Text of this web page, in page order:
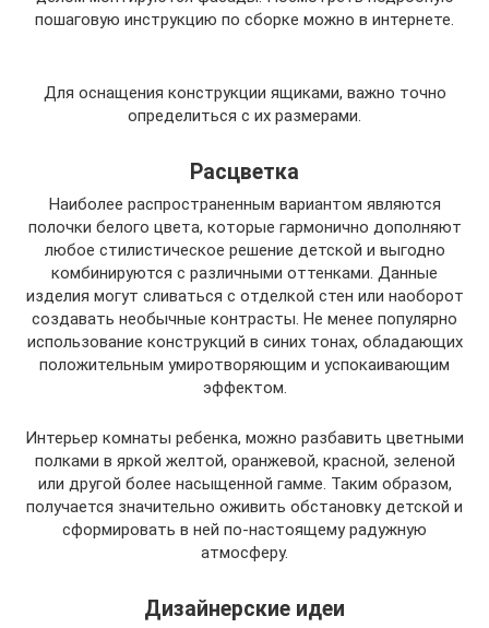
пошаговую инструкцию по сборке можно в интернете.
Для оснащения конструкции ящиками, важно точно
определиться с их размерами.
Расцветка
Наиболее распространенным вариантом являются
полочки белого цвета, которые гармонично дополняют
любое стилистическое решение детской и выгодно
комбинируются с различными оттенками. Данные
изделия могут сливаться с отделкой стен или наоборот
создавать необычные контрасты. Не менее популярно
использование конструкций в синих тонах, обладающих
положительным умиротворяющим и успокаивающим
эффектом.
Интерьер комнаты ребенка, можно разбавить цветными
полками в яркой желтой, оранжевой, красной, зеленой
или другой более насыщенной гамме. Таким образом,
получается значительно оживить обстановку детской и
сформировать в ней по-настоящему радужную
атмосферу.
Дизайнерские идеи